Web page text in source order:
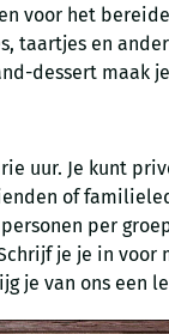
voor het
taartjes en
dessert maak
uur. Je kunt
of
per
je je in voor
je van ons een